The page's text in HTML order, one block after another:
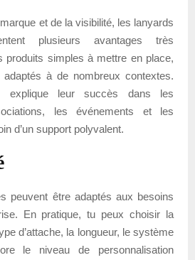
et de la visibilité, les lanyards
plusieurs avantages très
produits simples à mettre en place,
à de nombreux contextes.
explique leur succès dans les
les événements et les
d’un support polyvalent.
peuvent être adaptés aux besoins
En pratique, tu peux choisir la
d’attache, la longueur, le système
le niveau de personnalisation